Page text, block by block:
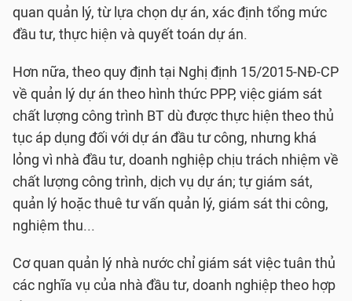
quan quản lý, từ lựa chọn dự án, xác định tổng mức
đầu tư, thực hiện và quyết toán dự án.
Hơn nữa, theo quy định tại Nghị định 15/2015-NĐ-CP
về quản lý dự án theo hình thức PPP, việc giám sát
chất lượng công trình BT dù được thực hiện theo thủ
tục áp dụng đối với dự án đầu tư công, nhưng khá
lỏng vì nhà đầu tư, doanh nghiệp chịu trách nhiệm về
chất lượng công trình, dịch vụ dự án; tự giám sát,
quản lý hoặc thuê tư vấn quản lý, giám sát thi công,
nghiệm thu...
Cơ quan quản lý nhà nước chỉ giám sát việc tuân thủ
các nghĩa vụ của nhà đầu tư, doanh nghiệp theo hợp